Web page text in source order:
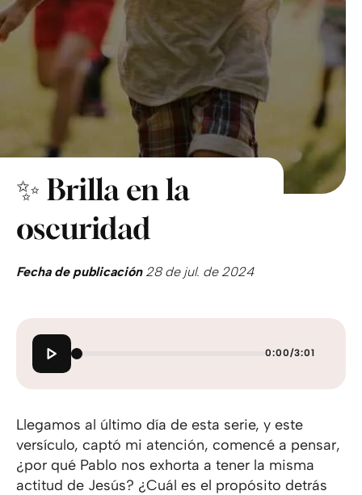
✨ Brilla en la
oscuridad
Fecha de publicación28 de jul. de 2024
0:00/3:01
Llegamos al último día de esta serie, y este
versículo, captó mi atención, comencé a pensar,
¿por qué Pablo nos exhorta a tener la misma
actitud de Jesús? ¿Cuál es el propósito detrás